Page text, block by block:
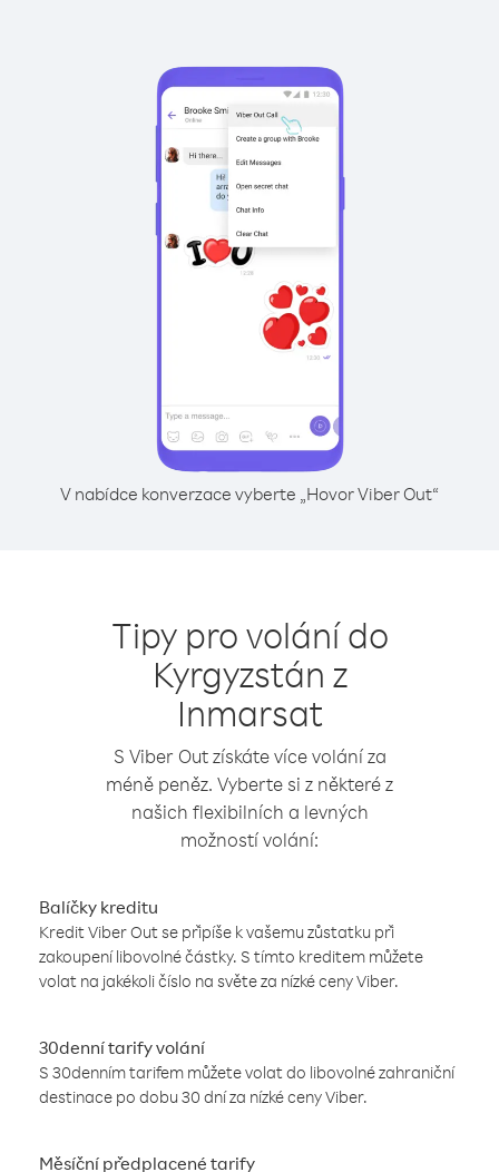
V nabídce konverzace vyberte „Hovor Viber Out“
Tipy pro volání do
Kyrgyzstán z
Inmarsat
S Viber Out získáte více volání za
méně peněz. Vyberte si z některé z
našich flexibilních a levných
možností volání:
Balíčky kreditu
Kredit Viber Out se připíše k vašemu zůstatku při
zakoupení libovolné částky. S tímto kreditem můžete
volat na jakékoli číslo na světe za nízké ceny Viber.
30denní tarify volání
S 30denním tarifem můžete volat do libovolné zahraniční
destinace po dobu 30 dní za nízké ceny Viber.
Měsíční předplacené tarify